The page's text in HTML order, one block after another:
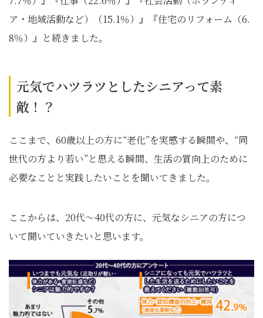
ア・地域活動など）（15.1％）』『住宅のリフォーム（6.
8％）』と続きました。
元気でハツラツとしたシニアって素
敵！？
ここまで、60歳以上の方に“老化”を実感する瞬間や、“同
世代の方より若い”と思える瞬間、生活の質向上のために
必要なことと実践したいことを聞いてきました。
ここからは、20代～40代の方に、元気なシニアの方につ
いて聞いていきたいと思います。